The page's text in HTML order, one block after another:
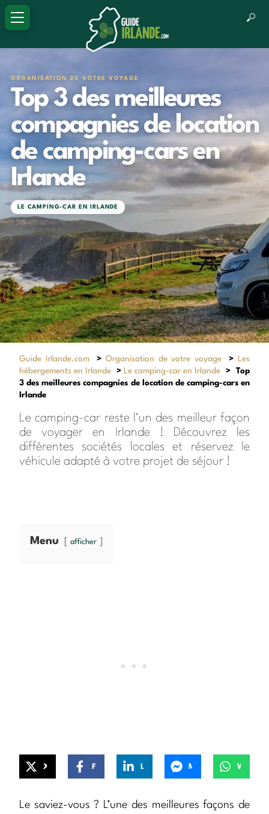
ORGANISATION DE VOTRE VOYAGE
Top 3 des meilleures
compagnies de location
de camping-cars en
Irlande
LE CAMPING-CAR EN IRLANDE
Guide Irlande.com > Organisation de votre voyage >
Les
hébergements en Irlande
> Le camping-car en Irlande >
Top
3 des meilleures compagnies de location de camping-cars en
Irlande
Le camping-car reste l'un des meilleur façon
de voyager en Irlande ! Découvrez les
différentes sociétés locales et réservez le
véhicule adapté à votre projet de séjour !
Menu afficher
Le saviez-vous ? L’une des meilleures façons de